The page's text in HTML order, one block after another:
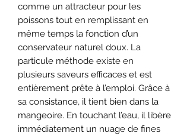
comme un attracteur pour les
poissons tout en remplissant en
même temps la fonction d’un
conservateur naturel doux. La
particule méthode existe en
plusieurs saveurs efficaces et est
entièrement prête à l’emploi. Grâce à
sa consistance, il tient bien dans la
mangeoire. En touchant l’eau, il libère
immédiatement un nuage de fines